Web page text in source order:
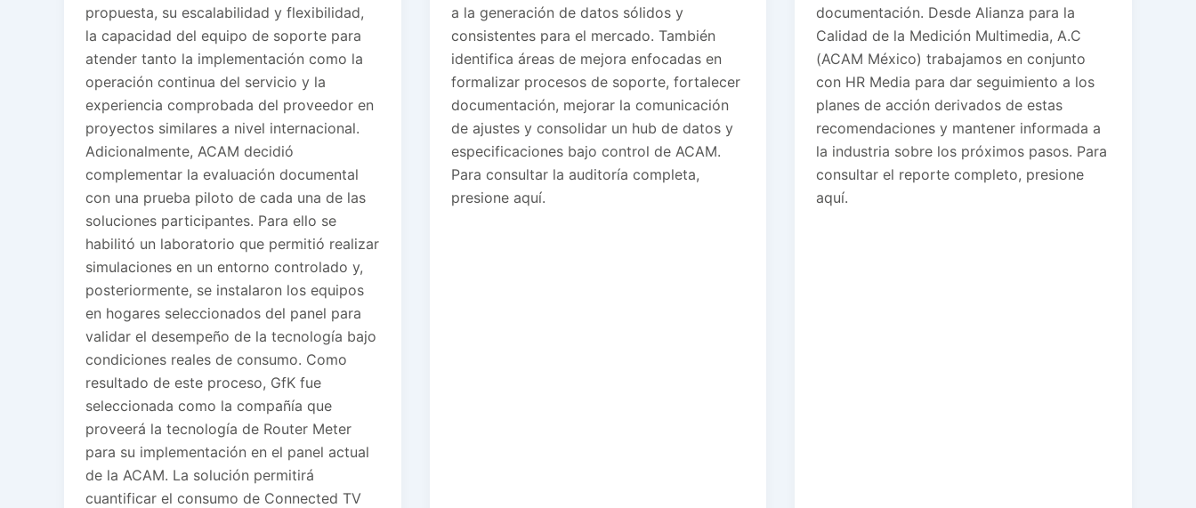
propuesta, su escalabilidad y flexibilidad,
la capacidad del equipo de soporte para
atender tanto la implementación como la
operación continua del servicio y la
experiencia comprobada del proveedor en
proyectos similares a nivel internacional.
Adicionalmente, ACAM decidió
complementar la evaluación documental
con una prueba piloto de cada una de las
soluciones participantes. Para ello se
habilitó un laboratorio que permitió realizar
simulaciones en un entorno controlado y,
posteriormente, se instalaron los equipos
en hogares seleccionados del panel para
validar el desempeño de la tecnología bajo
condiciones reales de consumo. Como
resultado de este proceso, GfK fue
seleccionada como la compañía que
proveerá la tecnología de Router Meter
para su implementación en el panel actual
de la ACAM. La solución permitirá
cuantificar el consumo de Connected TV
a la generación de datos sólidos y
consistentes para el mercado. También
identifica áreas de mejora enfocadas en
formalizar procesos de soporte, fortalecer
documentación, mejorar la comunicación
de ajustes y consolidar un hub de datos y
especificaciones bajo control de ACAM.
Para consultar la auditoría completa,
presione aquí.
documentación. Desde Alianza para la
Calidad de la Medición Multimedia, A.C
(ACAM México) trabajamos en conjunto
con HR Media para dar seguimiento a los
planes de acción derivados de estas
recomendaciones y mantener informada a
la industria sobre los próximos pasos. Para
consultar el reporte completo, presione
aquí.